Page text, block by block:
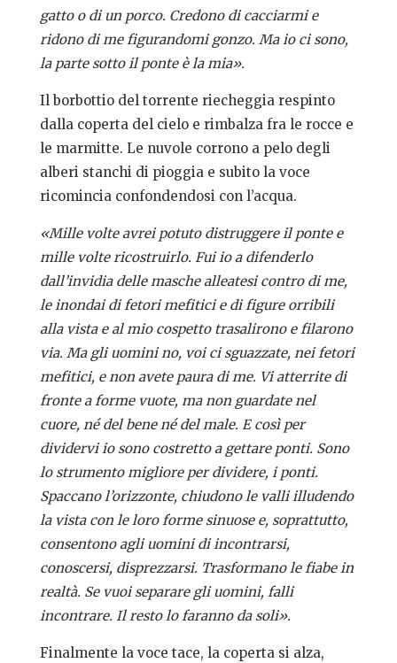
gatto o di un porco. Credono di cacciarmi e
ridono di me figurandomi gonzo. Ma io ci sono,
la parte sotto il ponte è la mia».
Il borbottio del torrente riecheggia respinto
dalla coperta del cielo e rimbalza fra le rocce e
le marmitte. Le nuvole corrono a pelo degli
alberi stanchi di pioggia e subito la voce
ricomincia confondendosi con l’acqua.
«Mille volte avrei potuto distruggere il ponte e
mille volte ricostruirlo. Fui io a difenderlo
dall’invidia delle masche alleatesi contro di me,
le inondai di fetori mefitici e di figure orribili
alla vista e al mio cospetto trasalirono e filarono
via. Ma gli uomini no, voi ci sguazzate, nei fetori
mefitici, e non avete paura di me. Vi atterrite di
fronte a forme vuote, ma non guardate nel
cuore, né del bene né del male. E così per
dividervi io sono costretto a gettare ponti. Sono
lo strumento migliore per dividere, i ponti.
Spaccano l’orizzonte, chiudono le valli illudendo
la vista con le loro forme sinuose e, soprattutto,
consentono agli uomini di incontrarsi,
conoscersi, disprezzarsi. Trasformano le fiabe in
realtà. Se vuoi separare gli uomini, falli
incontrare. Il resto lo faranno da soli».
Finalmente la voce tace, la coperta si alza,